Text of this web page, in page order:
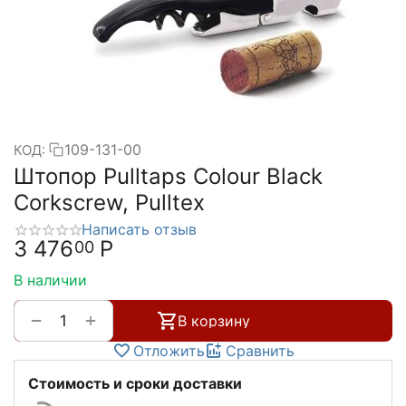
КОД: 109-131-00
Штопор Pulltaps Colour Black
Corkscrew, Pulltex
Написать отзыв
3 47600 Р
В наличии
+
−
В корзину
Отложить
Сравнить
Стоимость и сроки доставки